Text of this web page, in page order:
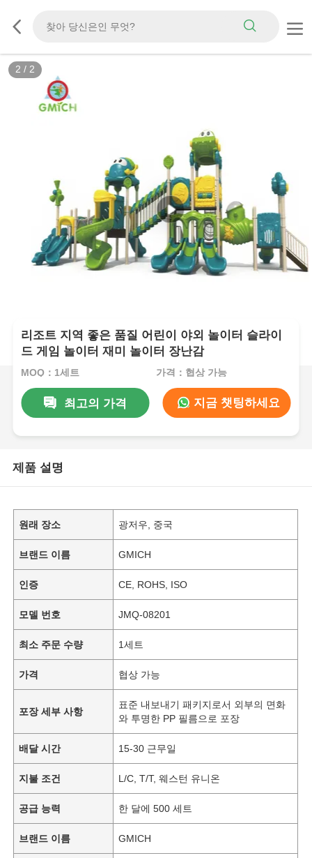
2 / 2
리조트 지역 좋은 품질 어린이 야외 놀이터 슬라이
드 게임 놀이터 재미 놀이터 장난감
MOQ：1세트 가격：협상 가능
최고의 가격 지금 챗팅하세요
제품 설명
원래 장소 광저우, 중국
브랜드 이름 GMICH
인증 CE, ROHS, ISO
모델 번호 JMQ-08201
최소 주문 수량 1세트
가격 협상 가능
포장 세부 사항
표준 내보내기 패키지로서 외부의 면화
와 투명한 PP 필름으로 포장
배달 시간 15-30 근무일
지불 조건 L/C, T/T, 웨스턴 유니온
공급 능력 한 달에 500 세트
브랜드 이름 GMICH